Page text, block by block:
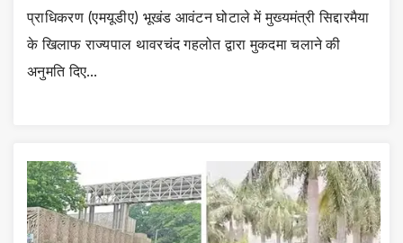
प्राधिकरण (एमयूडीए) भूखंड आवंटन घोटाले में मुख्यमंत्री सिद्दारमैया
के खिलाफ राज्यपाल थावरचंद गहलोत द्वारा मुकदमा चलाने की
अनुमति दिए…